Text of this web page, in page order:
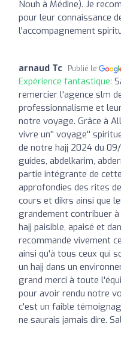
Nouh à Médine). Je
pour leur connaissance
l'accompagnement
arnaud Tc Publié le
Expérience fantastique:
remercier l'agence slm
professionnalisme et
notre voyage. Grâce à
vivre un'' voyage''
de notre hajj 2024 du
guides, abdelkarim,
partie intégrante de
approfondies des rites
cours et dikrs ainsi que
grandement contribuer
hajj paisible, apaisé et
recommande vivement
ainsi qu'à tous ceux qui
un hajj dans un
grand merci à toute
pour avoir rendu notre
c'est un faible
ne saurais jamais dire.